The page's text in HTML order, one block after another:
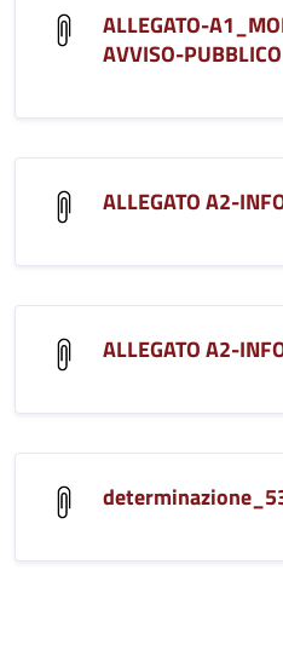
ALLEGATO-
AVVISO-PUBBLICO
ALLEGATO A2-
ALLEGATO A2-